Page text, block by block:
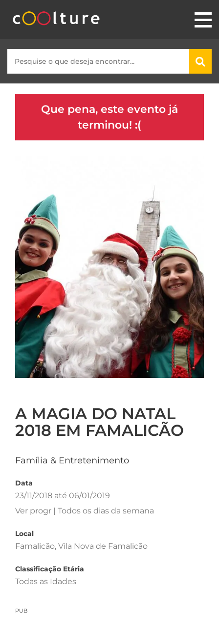
Que pena, este evento já
terminou! :(
A MAGIA DO NATAL
2018 EM FAMALICÃO
Família & Entretenimento
Data
23/11/2018 até 06/01/2019
Ver progr | Todos os dias da semana
Local
Famalicão, Vila Nova de Famalicão
Classificação Etária
Todas as Idades
PUB